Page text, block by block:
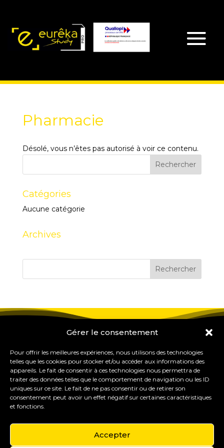
Gérer le consentement
Pour offrir les meilleures expériences, nous utilisons des technologies
telles que les cookies pour stocker et/ou accéder aux informations des
appareils. Le fait de consentir à ces technologies nous permettra de
traiter des données telles que le comportement de navigation ou les ID
uniques sur ce site. Le fait de ne pas consentir ou de retirer son
consentement peut avoir un effet négatif sur certaines caractéristiques
et fonctions.
Accepter
Pharmacie
Désolé, vous n’êtes pas autorisé à voir ce contenu.
Catégories
Aucune catégorie
Archives